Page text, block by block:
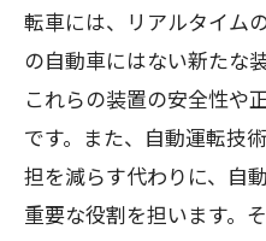
転車には、リアルタイム
の自動車にはない新たな
これらの装置の安全性や
です。また、自動運転技
担を減らす代わりに、自
重要な役割を担います。